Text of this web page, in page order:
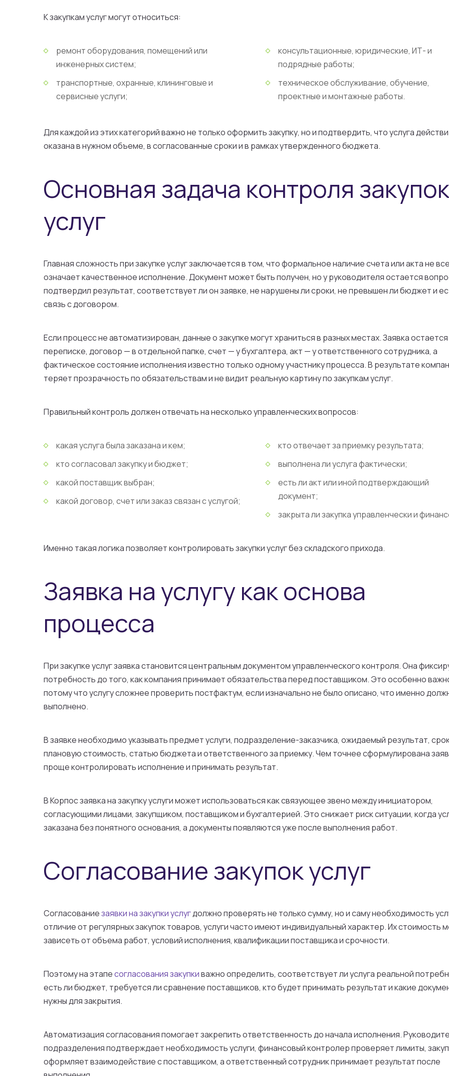
К закупкам услуг могут относиться:
ремонт оборудования, помещений или
инженерных систем;
транспортные, охранные, клининговые и
сервисные услуги;
консультационные, юридические, ИТ- и
подрядные работы;
техническое обслуживание, обучение,
проектные и монтажные работы.
Для каждой из этих категорий важно не только оформить закупку, но и подтвердить, что услуга
оказана в нужном объеме, в согласованные сроки и в рамках утвержденного бюджета.
Основная задача контроля закупок
услуг
Главная сложность при закупке услуг заключается в том, что формальное наличие счета или акта не
означает качественное исполнение. Документ может быть получен, но у руководителя остается
подтвердил результат, соответствует ли он заявке, не нарушены ли сроки, не превышен ли бюджет и
связь с договором.
Если процесс не автоматизирован, данные о закупке могут храниться в разных местах. Заявка
переписке, договор — в отдельной папке, счет — у бухгалтера, акт — у ответственного сотрудника, а
фактическое состояние исполнения известно только одному участнику процесса. В результате
теряет прозрачность по обязательствам и не видит реальную картину по закупкам услуг.
Правильный контроль должен отвечать на несколько управленческих вопросов:
какая услуга была заказана и кем;
кто согласовал закупку и бюджет;
какой поставщик выбран;
какой договор, счет или заказ связан с услугой;
кто отвечает за приемку результата;
выполнена ли услуга фактически;
есть ли акт или иной подтверждающий
документ;
закрыта ли закупка управленчески и
Именно такая логика позволяет контролировать закупки услуг без складского прихода.
Заявка на услугу как основа
процесса
При закупке услуг заявка становится центральным документом управленческого контроля. Она
потребность до того, как компания принимает обязательства перед поставщиком. Это особенно
потому что услугу сложнее проверить постфактум, если изначально не было описано, что именно
выполнено.
В заявке необходимо указывать предмет услуги, подразделение-заказчика, ожидаемый результат,
плановую стоимость, статью бюджета и ответственного за приемку. Чем точнее сформулирована
проще контролировать исполнение и принимать результат.
В Корпос заявка на закупку услуги может использоваться как связующее звено между инициатором,
согласующими лицами, закупщиком, поставщиком и бухгалтерией. Это снижает риск ситуации, когда
заказана без понятного основания, а документы появляются уже после выполнения работ.
Согласование закупок услуг
Согласованиезаявки на закупки услугдолжно проверять не только сумму, но и саму необходимость
отличие от регулярных закупок товаров, услуги часто имеют индивидуальный характер. Их стоимость
зависеть от объема работ, условий исполнения, квалификации поставщика и срочности.
Поэтому на этапесогласования закупкиважно определить, соответствует ли услуга реальной
есть ли бюджет, требуется ли сравнение поставщиков, кто будет принимать результат и какие
нужны для закрытия.
Автоматизация согласования помогает закрепить ответственность до начала исполнения.
подразделения подтверждает необходимость услуги, финансовый контролер проверяет лимиты,
оформляет взаимодействие с поставщиком, а ответственный сотрудник принимает результат после